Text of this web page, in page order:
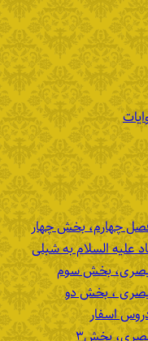
چهارم، بخش چهار
السلام به شبلی
بخش سوم
، بخش دو
اسفار